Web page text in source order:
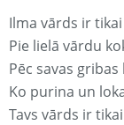
Ilma vārds ir
Pie lielā vārdu
Pēc savas
Ko purina un
Tavs vārds ir